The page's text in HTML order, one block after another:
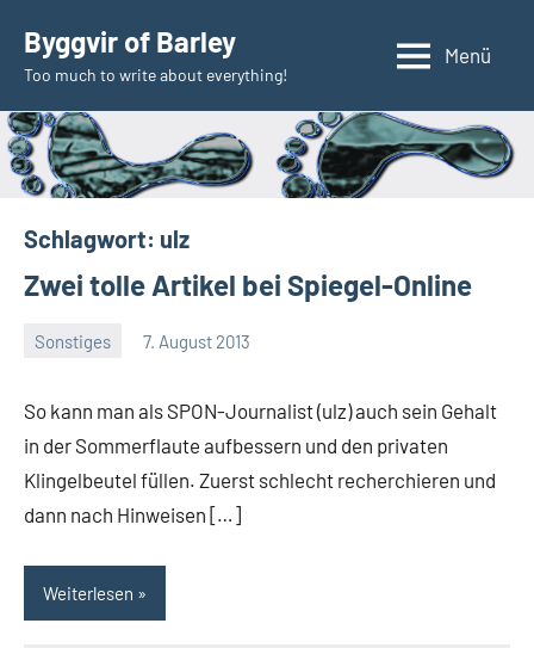
Inhalt
springen
Byggvir of Barley
Too much to write about everything!
Menü
Schlagwort: ulz
Zwei tolle Artikel bei Spiegel-Online
Sonstiges 7. August 2013
So kann man als SPON-Journalist (ulz) auch sein Gehalt
in der Sommerflaute aufbessern und den privaten
Klingelbeutel füllen. Zuerst schlecht recherchieren und
dann nach Hinweisen […]
Weiterlesen